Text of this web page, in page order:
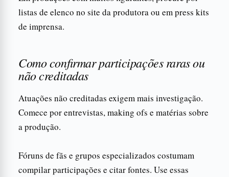
listas de elenco no site da produtora ou em press kits
de imprensa.
Como confirmar participações raras ou
não creditadas
Atuações não creditadas exigem mais investigação.
Comece por entrevistas, making ofs e matérias sobre
a produção.
Fóruns de fãs e grupos especializados costumam
compilar participações e citar fontes. Use essas